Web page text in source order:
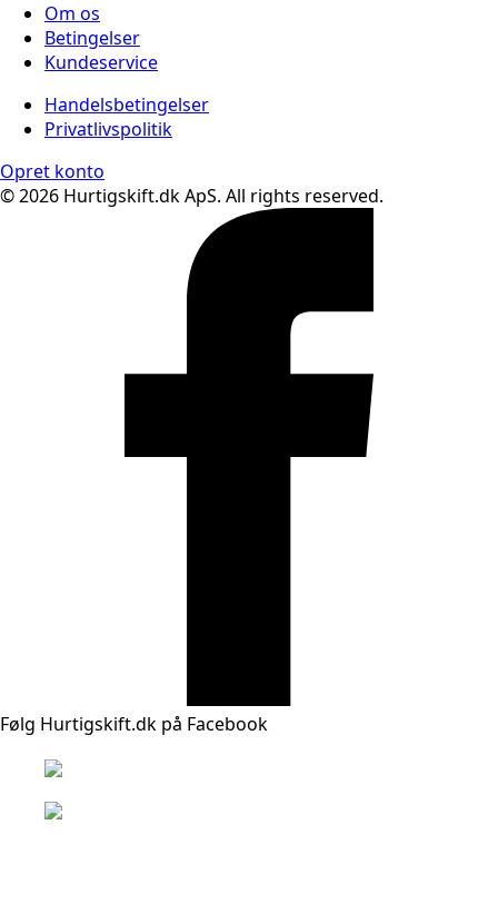
Om os
Betingelser
Kundeservice
Handelsbetingelser
Privatlivspolitik
Opret konto
© 2026 Hurtigskift.dk ApS. All rights reserved.
Følg Hurtigskift.dk på Facebook